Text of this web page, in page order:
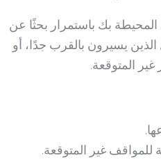
بك باستمرار بحثًا عن
يسيرون بالقرب جدًا، أو
غير المتوقعة.
غير المتوقعة.